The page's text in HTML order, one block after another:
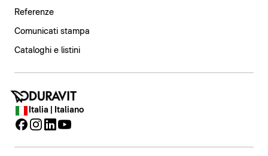
Referenze
Comunicati stampa
Cataloghi e listini
Italia | Italiano